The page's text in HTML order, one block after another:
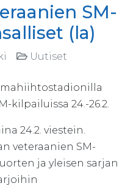
SM-
(la)
Uutiset
kilpailuissa 24.-26.2.
24.2. viestein.
veteraanien SM-
ja yleisen sarjan